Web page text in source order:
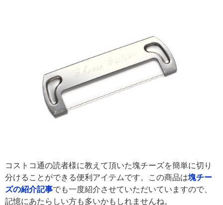
コストコ通の読者様に教えて頂いた塊チーズを簡単に切り
分けることができる便利アイテムです。この商品は塊チー
ズの紹介記事でも一度紹介させていただいていますので、
記憶にあたらしい方も多いかもしれませんね。